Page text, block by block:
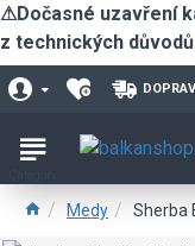
⚠Dočasné uzavření
z technických
Medy Sherba